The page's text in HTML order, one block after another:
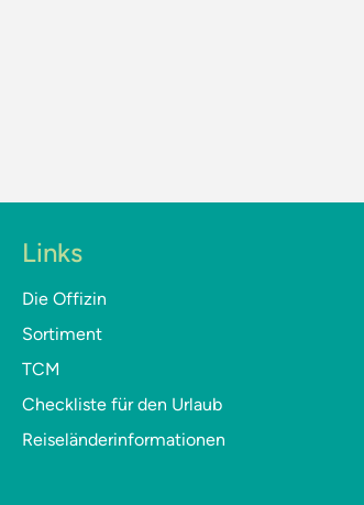
Links
Die Offizin
Sortiment
TCM
Checkliste für den Urlaub
Reiseländerinformationen